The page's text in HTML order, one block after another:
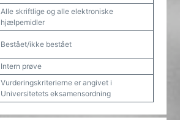
Alle skriftlige og alle elektroniske
hjælpemidler
Bestået/ikke bestået
Intern prøve
Vurderingskriterierne er angivet i
Universitetets eksamensordning